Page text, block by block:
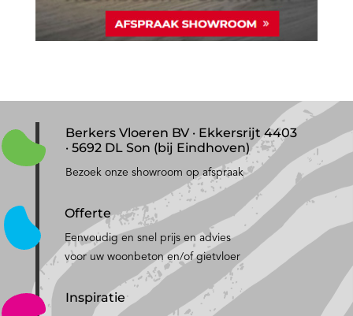
Berkers Vloeren BV · Ekkersrijt 4403
· 5692 DL Son (bij Eindhoven)
Bezoek onze showroom op afspraak
Offerte
Eenvoudig en snel prijs en advies
voor uw woonbeton en/of gietvloer
Inspiratie